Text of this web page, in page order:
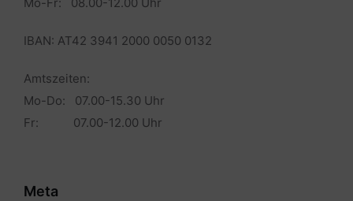
IBAN: AT42 3941 2000 0050 0132
Amtszeiten:
Mo-Do: 07.00-15.30 Uhr
Fr: 07.00-12.00 Uhr
Meta